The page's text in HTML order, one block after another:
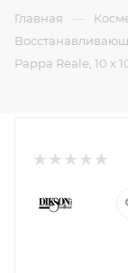
Главная —
Pappa Reale, 10 х